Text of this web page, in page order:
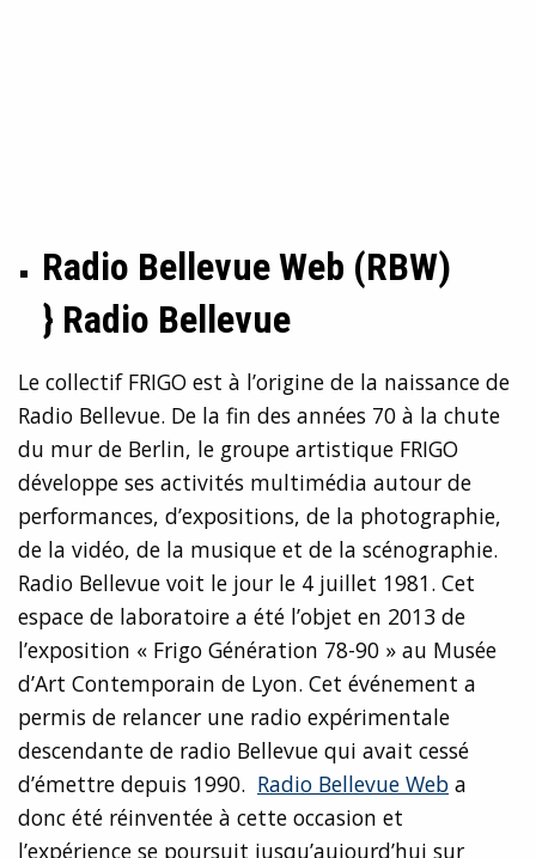
Radio Bellevue Web (RBW)
} Radio Bellevue
Le collectif FRIGO est à l’origine de la naissance de
Radio Bellevue. De la fin des années 70 à la chute
du mur de Berlin, le groupe artistique FRIGO
développe ses activités multimédia autour de
performances, d’expositions, de la photographie,
de la vidéo, de la musique et de la scénographie.
Radio Bellevue voit le jour le 4 juillet 1981. Cet
espace de laboratoire a été l’objet en 2013 de
l’exposition « Frigo Génération 78-90 » au Musée
d’Art Contemporain de Lyon. Cet événement a
permis de relancer une radio expérimentale
descendante de radio Bellevue qui avait cessé
d’émettre depuis 1990. Radio Bellevue Web a
donc été réinventée à cette occasion et
l’expérience se poursuit jusqu’aujourd’hui sur